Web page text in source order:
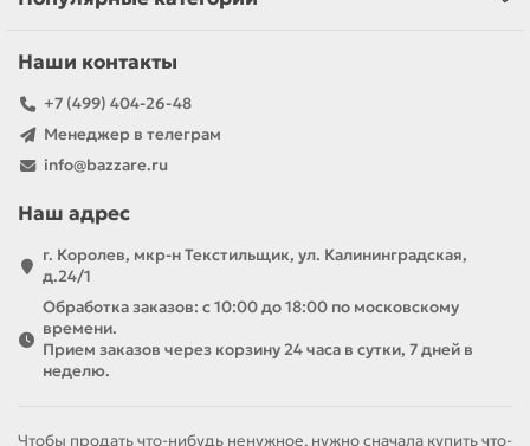
Наши контакты
+7 (499) 404-26-48
Менеджер в телеграм
info@bazzare.ru
Наш адрес
г. Королев, мкр-н Текстильщик, ул. Калининградская,
д.24/1
Обработка заказов: с 10:00 до 18:00 по московскому
времени.
Прием заказов через корзину 24 часа в сутки, 7 дней в
неделю.
Чтобы продать что-нибудь ненужное, нужно сначала купить что-